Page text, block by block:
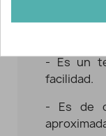
una
- Es un
facilidad.
- Es de